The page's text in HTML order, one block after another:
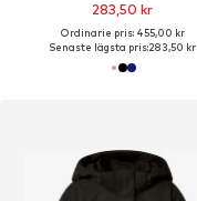
283,50 kr
Ordinarie pris: 455,00 kr
Senaste lägsta pris:283,50 kr